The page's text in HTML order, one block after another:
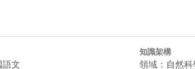
文
知識架構
領域：自然